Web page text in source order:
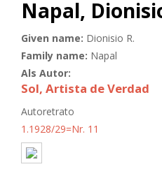
Napal,
Given name: Dionisio R.
Family name: Napal
Als Autor:
Sol, Artista de Verdad
Autoretrato
1.1928/29=Nr. 11